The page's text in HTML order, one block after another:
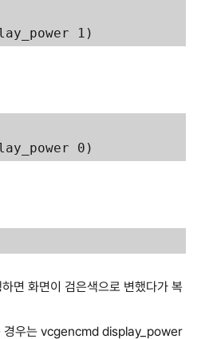
1)
0)
면 화면이 검은색으로 변했다가 복
경우는 vcgencmd display_power